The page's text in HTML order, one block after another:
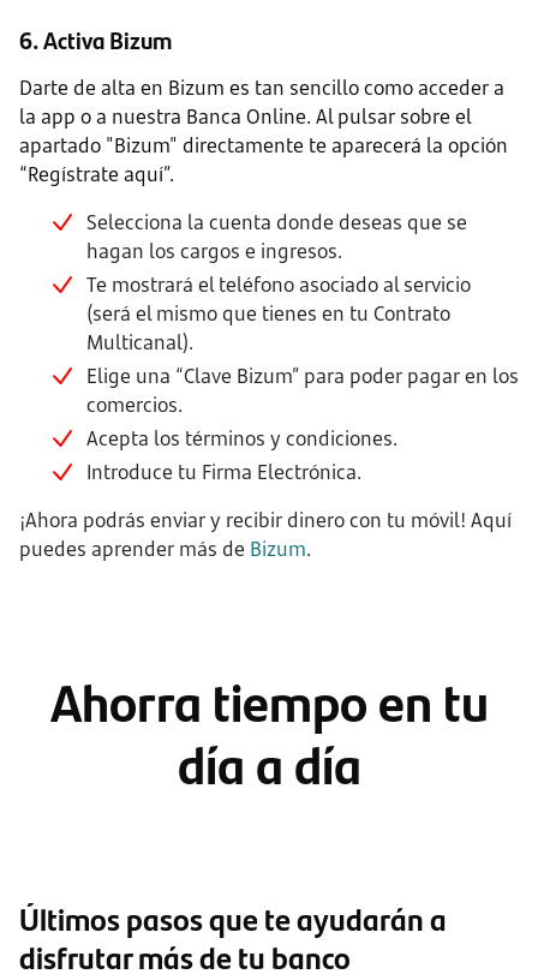
6. Activa Bizum
Darte de alta en Bizum es tan sencillo como acceder a
la app o a nuestra Banca Online. Al pulsar sobre el
apartado "Bizum" directamente te aparecerá la opción
“Regístrate aquí”.
Selecciona la cuenta donde deseas que se
hagan los cargos e ingresos.
Te mostrará el teléfono asociado al servicio
(será el mismo que tienes en tu Contrato
Multicanal).
Elige una “Clave Bizum” para poder pagar en los
comercios.
Acepta los términos y condiciones.
Introduce tu Firma Electrónica.
¡Ahora podrás enviar y recibir dinero con tu móvil! Aquí
puedes aprender más de Bizum.
Ahorra tiempo en tu
día a día
Últimos pasos que te ayudarán a
disfrutar más de tu banco